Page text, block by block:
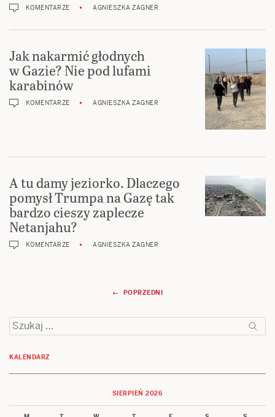
KOMENTARZE AGNIESZKA ZAGNER
Jak nakarmić głodnych
w Gazie? Nie pod lufami
karabinów
KOMENTARZE AGNIESZKA ZAGNER
A tu damy jeziorko. Dlaczego
pomysł Trumpa na Gazę tak
bardzo cieszy zaplecze
Netanjahu?
KOMENTARZE AGNIESZKA ZAGNER
wpisów
← POPRZEDNI
Szukaj:
KALENDARZ
SIERPIEŃ 2026